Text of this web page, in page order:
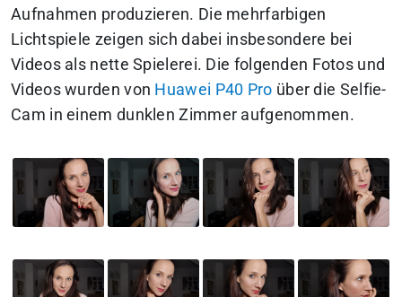
Aufnahmen produzieren. Die mehrfarbigen
Lichtspiele zeigen sich dabei insbesondere bei
Videos als nette Spielerei. Die folgenden Fotos und
Videos wurden von Huawei P40 Pro über die Selfie-
Cam in einem dunklen Zimmer aufgenommen.